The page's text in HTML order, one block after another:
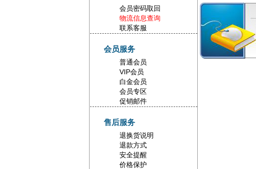
会员密码取回
物流信息查询
联系客服
会员服务
普通会员
VIP会员
白金会员
会员专区
促销邮件
售后服务
退换货说明
退款方式
安全提醒
价格保护